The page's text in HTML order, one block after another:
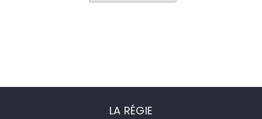
LA RÉGIE